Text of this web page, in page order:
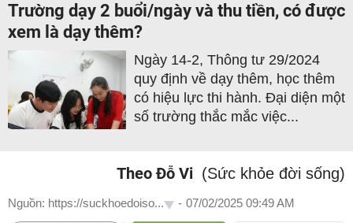
Trường dạy 2 buổi/ngày và thu tiền, có được
xem là dạy thêm?
Ngày 14-2, Thông tư 29/2024
quy định về dạy thêm, học thêm
có hiệu lực thi hành. Đại diện một
số trường thắc mắc việc...
Theo Đỗ Vi (Sức khỏe đời sống)
Nguồn: https://suckhoedoiso... - 07/02/2025 09:49 AM